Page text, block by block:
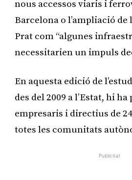
nous accessos viaris i
Barcelona o l’ampliació de
Prat com “algunes
necessitarien un impuls
En aquesta edició de
des del 2009 a l’Estat, hi
empresaris i directius de
totes les comunitats
Publicitat